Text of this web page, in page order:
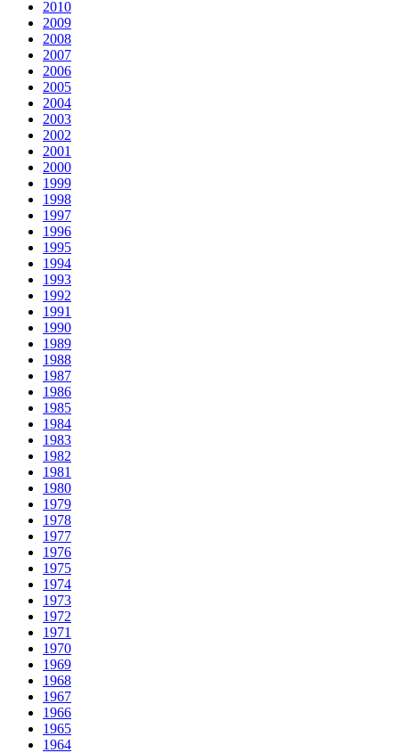
2010
2009
2008
2007
2006
2005
2004
2003
2002
2001
2000
1999
1998
1997
1996
1995
1994
1993
1992
1991
1990
1989
1988
1987
1986
1985
1984
1983
1982
1981
1980
1979
1978
1977
1976
1975
1974
1973
1972
1971
1970
1969
1968
1967
1966
1965
1964